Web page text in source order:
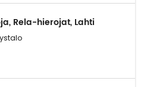
Rela-hierojat, Lahti